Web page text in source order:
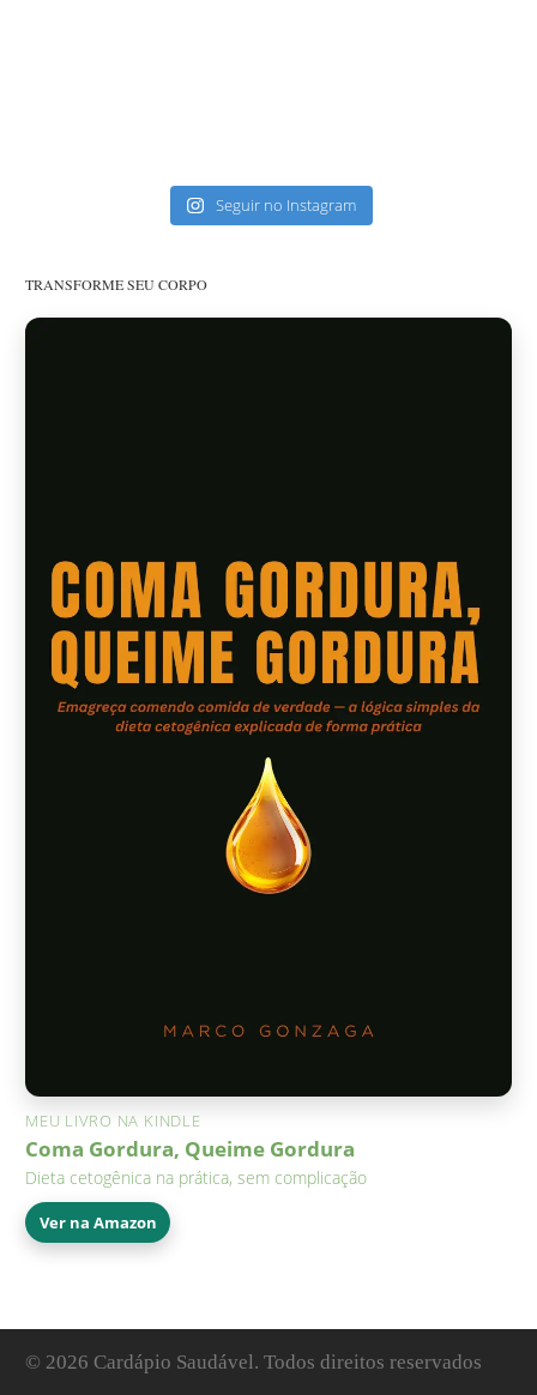
Seguir no Instagram
TRANSFORME SEU CORPO
MEU LIVRO NA KINDLE
Coma Gordura, Queime Gordura
Dieta cetogênica na prática, sem complicação
Ver na Amazon
© 2026 Cardápio Saudável. Todos direitos reservados